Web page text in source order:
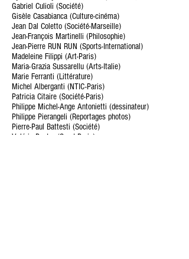
Gabriel Culioli (Société)
Gisèle Casabianca (Culture-cinéma)
Jean Dal Coletto (Société-Marseille)
Jean-François Martinelli (Philosophie)
Jean-Pierre RUN RUN (Sports-International)
Madeleine Filippi (Art-Paris)
Maria-Grazia Sussarellu (Arts-Italie)
Marie Ferranti (Littérature)
Michel Alberganti (NTIC-Paris)
Patricia Citaire (Société-Paris)
Philippe Michel-Ange Antonietti (dessinateur)
Philippe Pierangeli (Reportages photos)
Pierre-Paul Battesti (Société)
Valérie Pastre (Sport-Paris)